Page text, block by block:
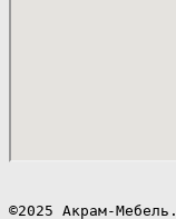
©2025 Акрам-Мебель.